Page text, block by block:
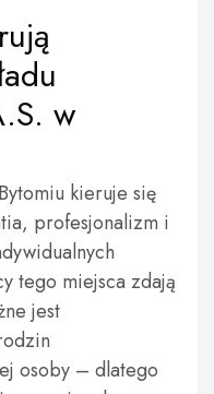
w
kieruje się
profesjonalizm i
tego miejsca zdają
jest
osoby – dlatego